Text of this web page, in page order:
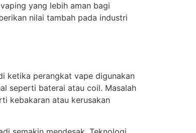
yang lebih aman bagi
nilai tambah pada industri
ketika perangkat vape digunakan
seperti baterai atau coil. Masalah
kebakaran atau kerusakan